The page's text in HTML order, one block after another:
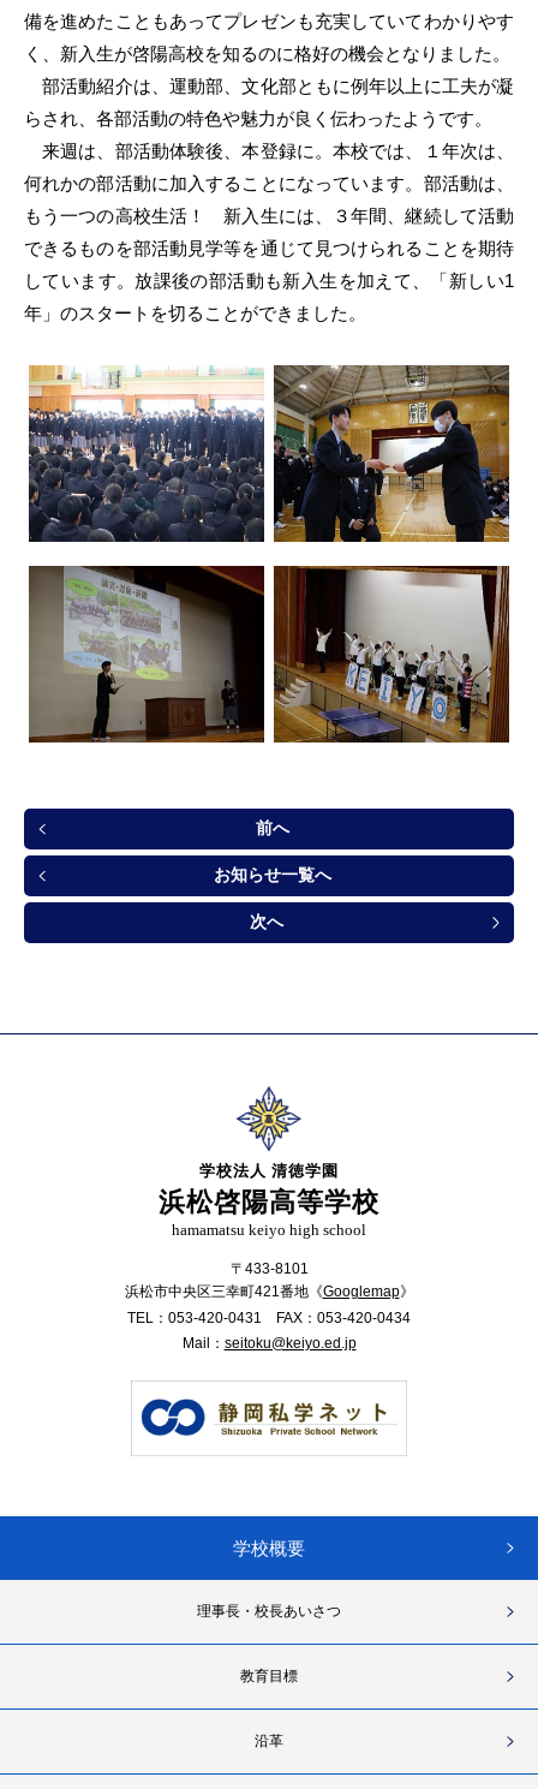
備を進めたこともあってプレゼンも充実していてわかりやす
く、新入生が啓陽高校を知るのに格好の機会となりました。
部活動紹介は、運動部、文化部ともに例年以上に工夫が凝
らされ、各部活動の特色や魅力が良く伝わったようです。
来週は、部活動体験後、本登録に。本校では、１年次は、
何れかの部活動に加入することになっています。部活動は、
もう一つの高校生活！ 新入生には、３年間、継続して活動
できるものを部活動見学等を通じて見つけられることを期待
しています。放課後の部活動も新入生を加えて、「新しい1
年」のスタートを切ることができました。
前へ
お知らせ一覧へ
次へ
学校法人 清徳学園
浜松啓陽高等学校
hamamatsu keiyo high school
〒433-8101
浜松市中央区三幸町421番地《Googlemap》
TEL： 053-420-0431 FAX： 053-420-0434
Mail： seitoku@keiyo.ed.jp
学校概要
理事長・校長あいさつ
教育目標
沿革